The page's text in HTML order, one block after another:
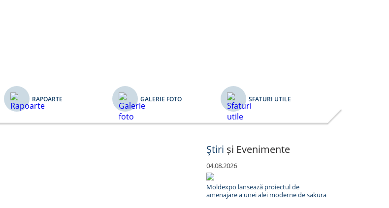
RAPOARTE GALERIE FOTO SFATURI UTILE
Ştiri și Evenimente
04.08.2026
Moldexpo lansează proiectul de
amenajare a unei alei moderne de sakura